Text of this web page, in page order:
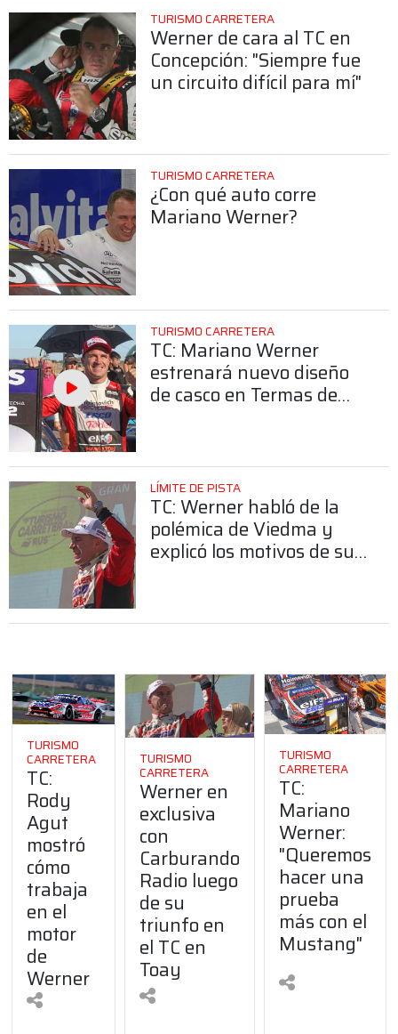
TURISMO CARRETERA
Werner de cara al TC en
Concepción: "Siempre fue
un circuito difícil para mí"
TURISMO CARRETERA
¿Con qué auto corre
Mariano Werner?
TURISMO CARRETERA
TC: Mariano Werner
estrenará nuevo diseño
de casco en Termas de
LÍMITE DE PISTA
TC: Werner habló de la
polémica de Viedma y
explicó los motivos de su
TURISMO
CARRETERA
TC:
Rody
Agut
mostró
cómo
trabaja
en el
motor
de
Werner
TURISMO
CARRETERA
Werner en
exclusiva
con
Carburando
Radio luego
de su
triunfo en
el TC en
Toay
TURISMO
CARRETERA
TC:
Mariano
Werner:
"Queremos
hacer una
prueba
más con el
Mustang"